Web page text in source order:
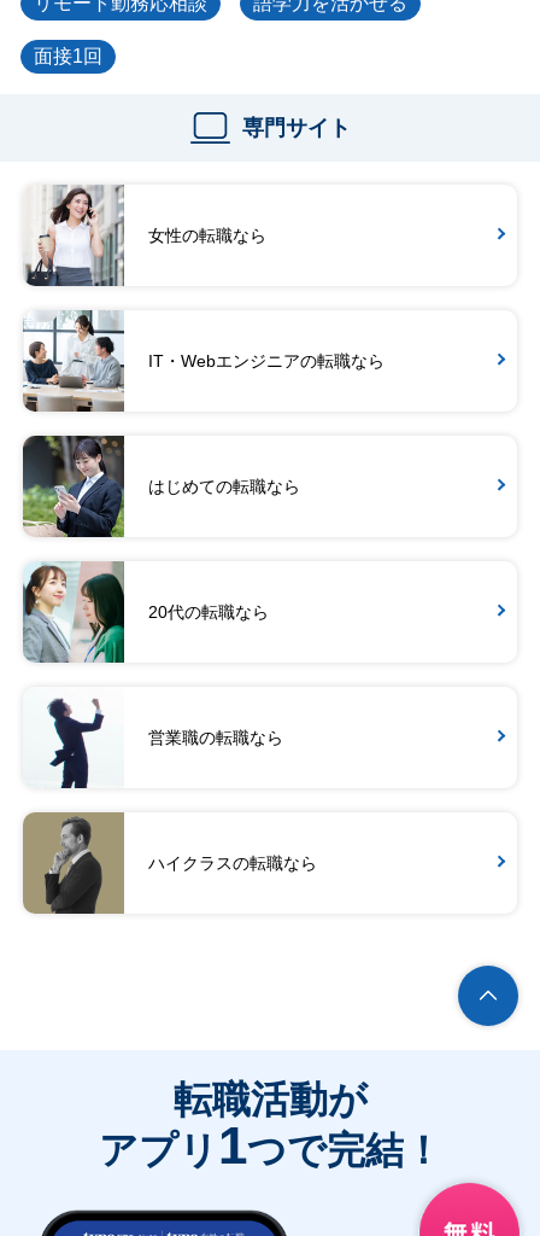
面接1回
専門サイト
女性の転職なら
IT・Webエンジニアの転職なら
はじめての転職なら
20代の転職なら
営業職の転職なら
ハイクラスの転職なら
転職活動が
アプリ 1つで完結！